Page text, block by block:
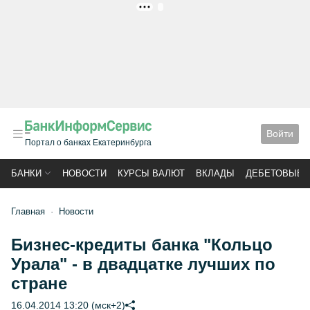
Портал о банках Екатеринбурга
Войти
БАНКИ НОВОСТИ КУРСЫ ВАЛЮТ ВКЛАДЫ ДЕБЕТОВЫЕ
Главная Новости
Бизнес-кредиты банка "Кольцо
Урала" - в двадцатке лучших по
стране
16.04.2014 13:20 (мск+2)